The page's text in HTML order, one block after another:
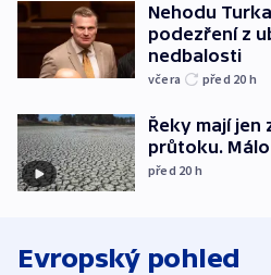
Nehodu
podezření z
nedbalosti
včera před 20 h
Řeky mají
průtoku.
před 20 h
Evropský pohled